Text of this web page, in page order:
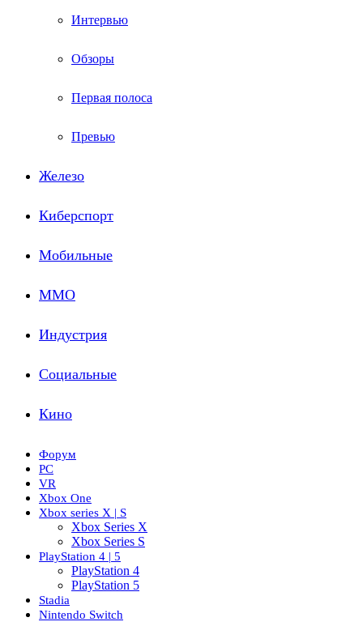
Интервью
Обзоры
Первая полоса
Превью
Железо
Киберспорт
Мобильные
ММО
Индустрия
Социальные
Кино
Форум
PC
VR
Xbox One
Xbox series X | S
Xbox Series X
Xbox Series S
PlayStation 4 | 5
PlayStation 4
PlayStation 5
Stadia
Nintendo Switch